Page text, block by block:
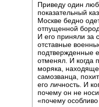
Приведу один
показательный
Москве бедно
отпущенной
И его приняли за
отставные
подтвержденные
отменял. И когда
моряка,
самозванца,
его личность. И
почему он не
«почему